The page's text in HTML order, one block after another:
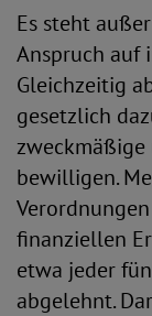
Es steht
Anspruch auf
Gleichzeitig
gesetzlich
bewilligen.
finanziellen
etwa jeder
abgelehnt.